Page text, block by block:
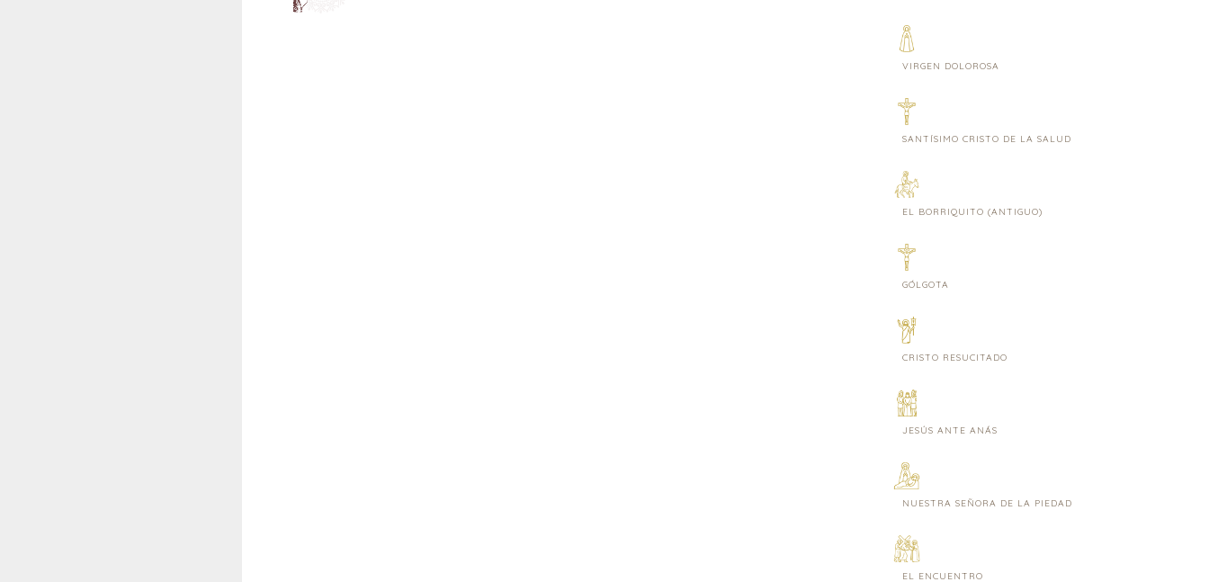
VIRGEN DOLOROSA
SANTÍSIMO CRISTO DE LA SALUD
EL BORRIQUITO (ANTIGUO)
GÓLGOTA
CRISTO RESUCITADO
JESÚS ANTE ANÁS
NUESTRA SEÑORA DE LA PIEDAD
EL ENCUENTRO